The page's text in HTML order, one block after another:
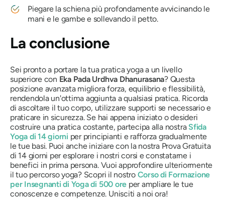
Piegare la schiena più profondamente avvicinando le
mani e le gambe e sollevando il petto.
La conclusione
Sei pronto a portare la tua pratica yoga a un livello
superiore con Eka Pada Urdhva Dhanurasana? Questa
posizione avanzata migliora forza, equilibrio e flessibilità,
rendendola un'ottima aggiunta a qualsiasi pratica. Ricorda
di ascoltare il tuo corpo, utilizzare supporti se necessario e
praticare in sicurezza. Se hai appena iniziato o desideri
costruire una pratica costante, partecipa alla nostra Sfida
Yoga di 14 giorni per principianti e rafforza gradualmente
le tue basi. Puoi anche iniziare con la nostra Prova Gratuita
di 14 giorni per esplorare i nostri corsi e constatarne i
benefici in prima persona. Vuoi approfondire ulteriormente
il tuo percorso yoga? Scopri il nostro Corso di Formazione
per Insegnanti di Yoga di 500 ore per ampliare le tue
conoscenze e competenze. Unisciti a noi ora!